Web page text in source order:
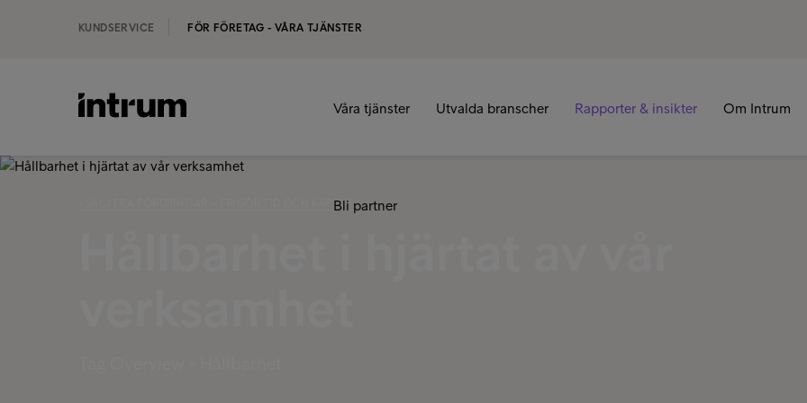
KUNDSERVICE FÖR FÖRETAG - VÅRA TJÄNSTER
Våra tjänster Utvalda branscher Rapporter & insikter Om Intrum
Bli partner
‹ SÄLJ ERA FORDRINGAR – FRIGÖR TID OCH KAPITAL